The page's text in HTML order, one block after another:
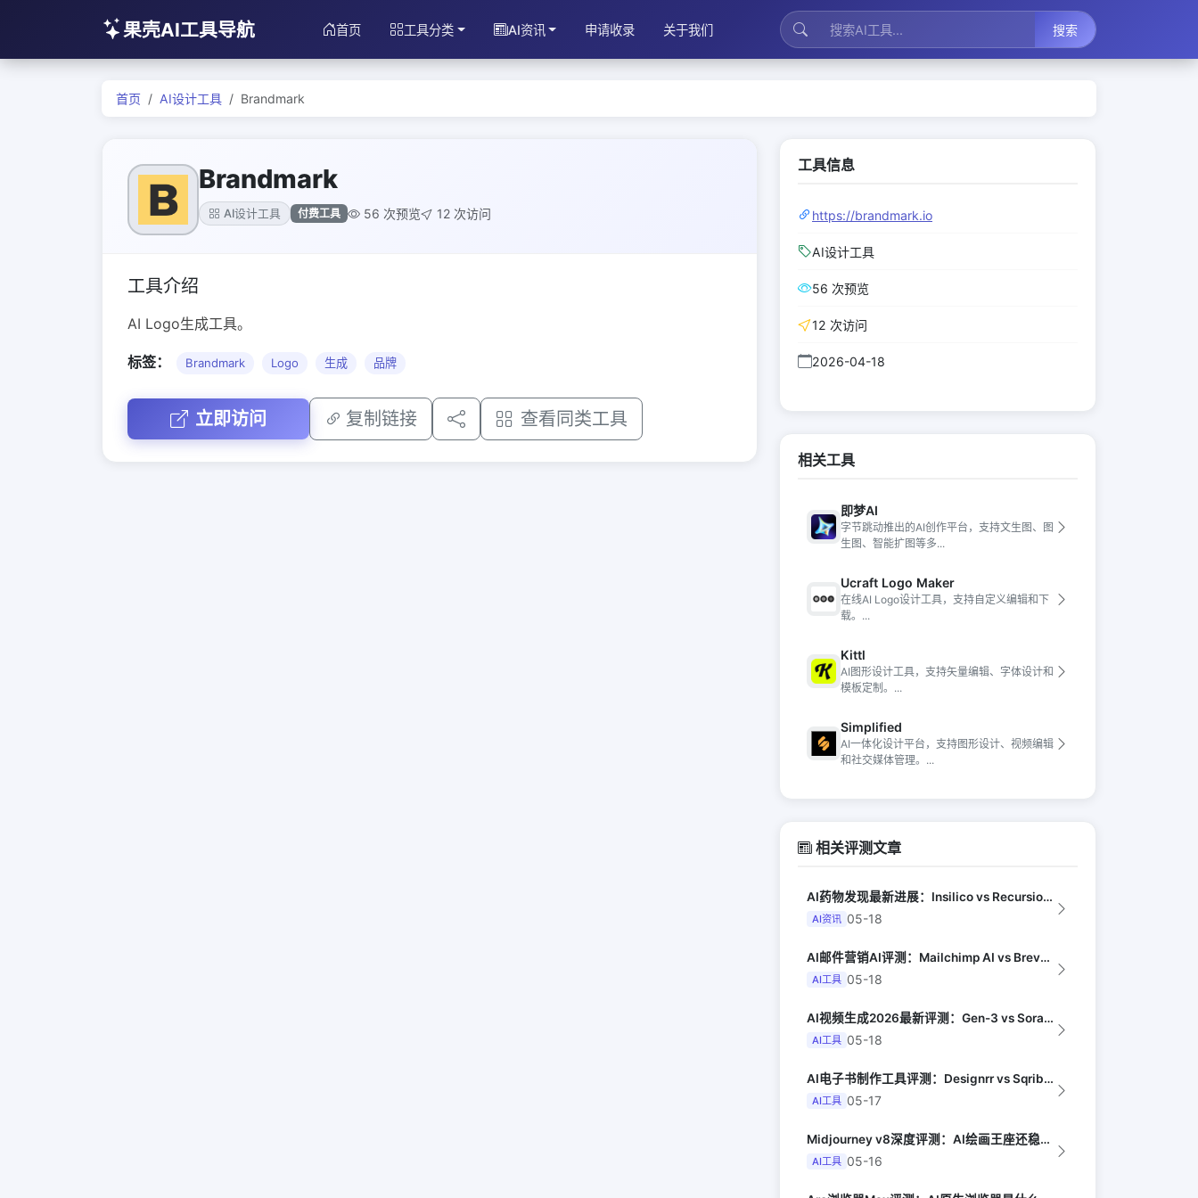
果壳AI工具导航 首页 工具分类 AI资讯 申请收录 关于我们 搜索
首页 AI设计工具 Brandmark
Brandmark
AI设计工具 付费工具 56 次预览 12 次访问
工具介绍
AI Logo生成工具。
标签： Brandmark Logo 生成 品牌
立即访问 复制链接 查看同类工具
工具信息
https://brandmark.io
AI设计工具
56 次预览
12 次访问
2026-04-18
相关工具
即梦AI
字节跳动推出的AI创作平台，支持文生图、图
生图、智能扩图等多...
Ucraft Logo Maker
在线AI Logo设计工具，支持自定义编辑和下
载。...
Kittl
AI图形设计工具，支持矢量编辑、字体设计和
模板定制。...
Simplified
AI一体化设计平台，支持图形设计、视频编辑
和社交媒体管理。...
相关评测文章
AI药物发现最新进展：Insilico vs Recursion vs Isom...
AI资讯 05-18
AI邮件营销AI评测：Mailchimp AI vs Brevo AI vs K...
AI工具 05-18
AI视频生成2026最新评测：Gen-3 vs Sora vs Kling vs...
AI工具 05-18
AI电子书制作工具评测：Designrr vs Sqribble vs Vell...
AI工具 05-17
Midjourney v8深度评测：AI绘画王座还稳吗（Digital Arts...
AI工具 05-16